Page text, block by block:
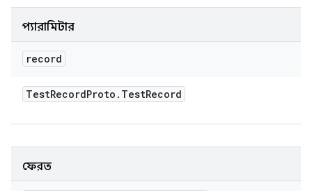
প্যারামিটার
record
TestRecordProto . TestRecord
ফেরত